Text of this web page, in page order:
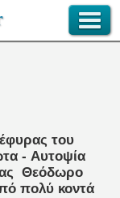
του
- Αυτοψία
Θεόδωρο
πολύ κοντά